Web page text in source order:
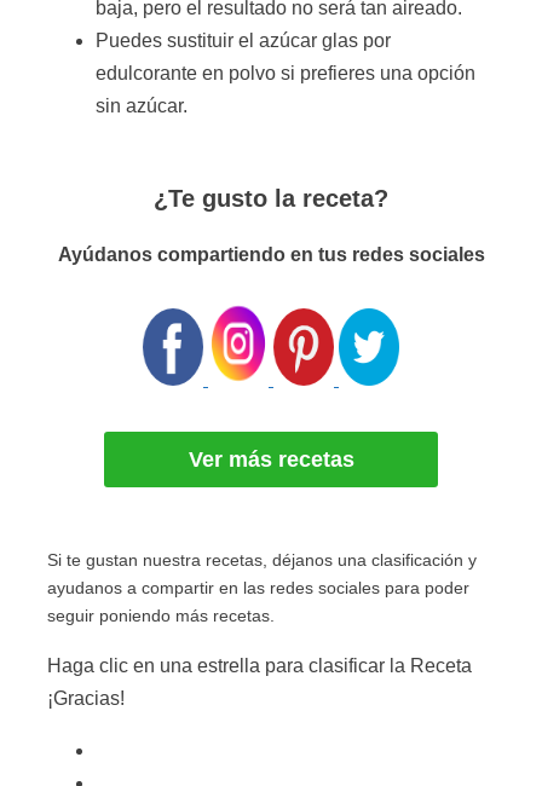
baja, pero el resultado no será tan aireado.
Puedes sustituir el azúcar glas por
edulcorante en polvo si prefieres una opción
sin azúcar.
¿Te gusto la receta?
Ayúdanos compartiendo en tus redes sociales
Ver más recetas
Si te gustan nuestra recetas, déjanos una clasificación y
ayudanos a compartir en las redes sociales para poder
seguir poniendo más recetas.
Haga clic en una estrella para clasificar la Receta
¡Gracias!